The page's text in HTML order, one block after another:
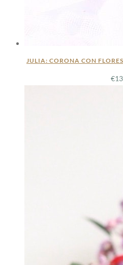
JULIA: CORONA CON
€